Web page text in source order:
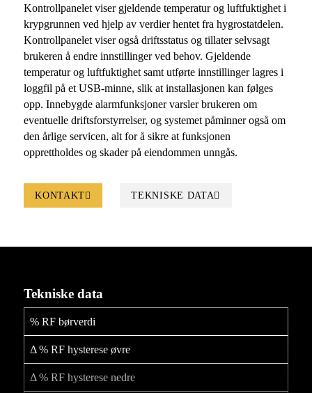
Kontrollpanelet viser gjeldende temperatur og luftfuktighet i
krypgrunnen ved hjelp av verdier hentet fra hygrostatdelen.
Kontrollpanelet viser også driftsstatus og tillater selvsagt
brukeren å endre innstillinger ved behov. Gjeldende
temperatur og luftfuktighet samt utførte innstillinger lagres i
loggfil på et USB-minne, slik at installasjonen kan følges
opp. Innebygde alarmfunksjoner varsler brukeren om
eventuelle driftsforstyrrelser, og systemet påminner også om
den årlige servicen, alt for å sikre at funksjonen
opprettholdes og skader på eiendommen unngås.
KONTAKT TEKNISKE DATA
Tekniske data
% RF børverdi
Δ % RF hysterese øvre
Δ % RF hysterese nedre